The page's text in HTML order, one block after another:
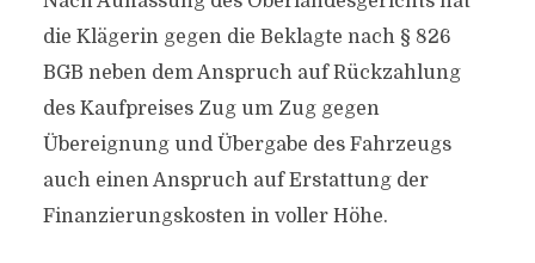
die Klägerin gegen die Beklagte nach § 826
BGB neben dem Anspruch auf Rückzahlung
des Kaufpreises Zug um Zug gegen
Übereignung und Übergabe des Fahrzeugs
auch einen Anspruch auf Erstattung der
Finanzierungskosten in voller Höhe.